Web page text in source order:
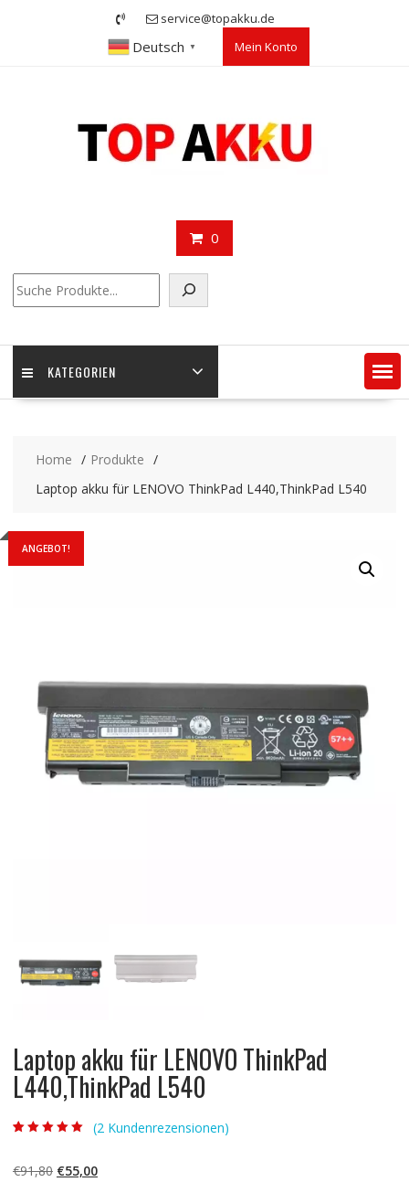
service@topakku.de
Deutsch ▼ Mein Konto
0
KATEGORIEN
Home
Produkte
Laptop akku für LENOVO ThinkPad L440,ThinkPad L540
ANGEBOT!
Laptop akku für LENOVO ThinkPad
L440,ThinkPad L540
basierend auf
Kundenbewertun
(2 Kundenrezensionen)
€91,80 Ursprünglicher
€55,00Aktueller